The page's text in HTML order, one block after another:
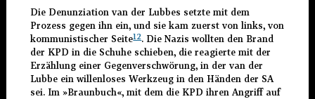
Die Denunziation van der Lubbes setzte mit dem
Prozess gegen ihn ein, und sie kam zuerst von links, von
kommunistischer Seite12. Die Nazis wollten den Brand
der KPD in die Schuhe schieben, die reagierte mit der
Erzählung einer Gegenverschwörung, in der van der
Lubbe ein willenloses Werkzeug in den Händen der SA
sei. Im »Braunbuch«, mit dem die KPD ihren Angriff auf